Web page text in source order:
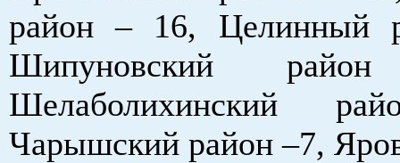
район – 16, Целинный
Шипуновский
Шелаболихинский
Чарышский район –7,